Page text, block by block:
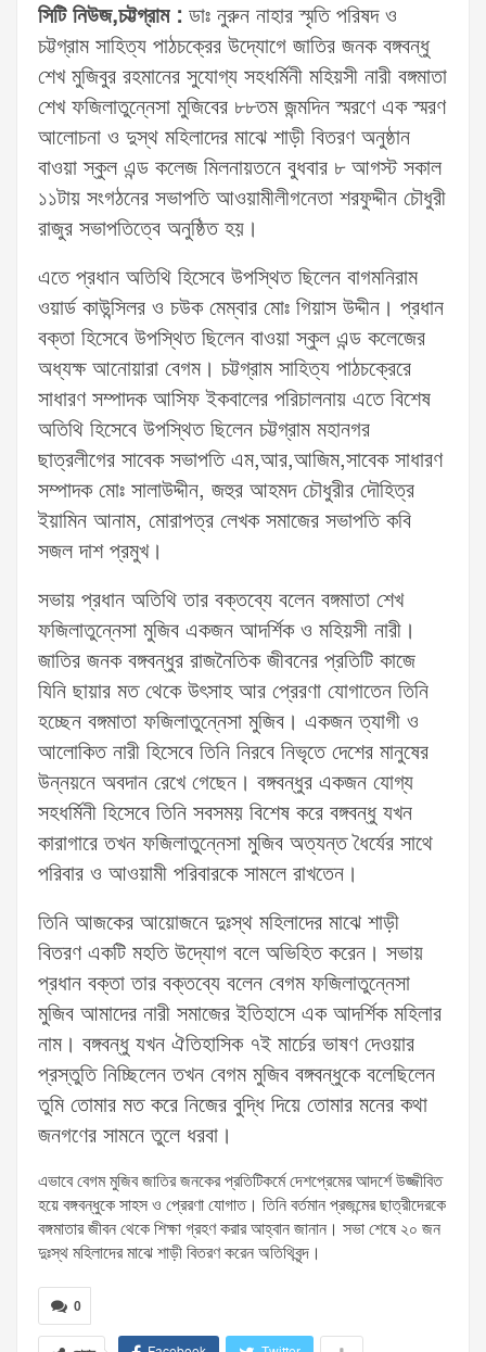
সিটি নিউজ,চট্টগ্রাম : ডাঃ নুরুন নাহার স্মৃতি পরিষদ ও
চট্টগ্রাম সাহিত্য পাঠচক্রের উদ্যোগে জাতির জনক বঙ্গবন্ধু
শেখ মুজিবুর রহমানের সুযোগ্য সহধর্মিনী মহিয়সী নারী বঙ্গমাতা
শেখ ফজিলাতুন্নেসা মুজিবের ৮৮তম জন্মদিন স্মরণে এক স্মরণ
আলোচনা ও দুস্থ মহিলাদের মাঝে শাড়ী বিতরণ অনুষ্ঠান
বাওয়া স্কুল এন্ড কলেজ মিলনায়তনে বুধবার ৮ আগস্ট সকাল
১১টায় সংগঠনের সভাপতি আওয়ামীলীগনেতা শরফুদ্দীন চৌধুরী
রাজুর সভাপতিত্বে অনুষ্ঠিত হয়।
এতে প্রধান অতিথি হিসেবে উপস্থিত ছিলেন বাগমনিরাম
ওয়ার্ড কাউন্সিলর ও চউক মেম্বার মোঃ গিয়াস উদ্দীন। প্রধান
বক্তা হিসেবে উপস্থিত ছিলেন বাওয়া স্কুল এন্ড কলেজের
অধ্যক্ষ আনোয়ারা বেগম। চট্টগ্রাম সাহিত্য পাঠচক্রেরে
সাধারণ সম্পাদক আসিফ ইকবালের পরিচালনায় এতে বিশেষ
অতিথি হিসেবে উপস্থিত ছিলেন চট্টগ্রাম মহানগর
ছাত্রলীগের সাবেক সভাপতি এম,আর,আজিম,সাবেক সাধারণ
সম্পাদক মোঃ সালাউদ্দীন, জহুর আহমদ চৌধুরীর দৌহিত্র
ইয়ামিন আনাম, মোরাপত্র লেখক সমাজের সভাপতি কবি
সজল দাশ প্রমুখ।
সভায় প্রধান অতিথি তার বক্তব্যে বলেন বঙ্গমাতা শেখ
ফজিলাতুন্নেসা মুজিব একজন আদর্শিক ও মহিয়সী নারী।
জাতির জনক বঙ্গবন্ধুর রাজনৈতিক জীবনের প্রতিটি কাজে
যিনি ছায়ার মত থেকে উৎসাহ আর প্রেরণা যোগাতেন তিনি
হচ্ছেন বঙ্গমাতা ফজিলাতুন্নেসা মুজিব। একজন ত্যাগী ও
আলোকিত নারী হিসেবে তিনি নিরবে নিভৃতে দেশের মানুষের
উন্নয়নে অবদান রেখে গেছেন। বঙ্গবন্ধুর একজন যোগ্য
সহধর্মিনী হিসেবে তিনি সবসময় বিশেষ করে বঙ্গবন্ধু যখন
কারাগারে তখন ফজিলাতুন্নেসা মুজিব অত্যন্ত ধৈর্যের সাথে
পরিবার ও আওয়ামী পরিবারকে সামলে রাখতেন।
তিনি আজকের আয়োজনে দুঃস্থ মহিলাদের মাঝে শাড়ী
বিতরণ একটি মহতি উদ্যোগ বলে অভিহিত করেন। সভায়
প্রধান বক্তা তার বক্তব্যে বলেন বেগম ফজিলাতুন্নেসা
মুজিব আমাদের নারী সমাজের ইতিহাসে এক আদর্শিক মহিলার
নাম। বঙ্গবন্ধু যখন ঐতিহাসিক ৭ই মার্চের ভাষণ দেওয়ার
প্রস্তুতি নিচ্ছিলেন তখন বেগম মুজিব বঙ্গবন্ধুকে বলেছিলেন
তুমি তোমার মত করে নিজের বুদ্ধি দিয়ে তোমার মনের কথা
জনগণের সামনে তুলে ধরবা।
এভাবে বেগম মুজিব জাতির জনকের প্রতিটিকর্মে দেশপ্রেমের আদর্শে উজ্জীবিত
হয়ে বঙ্গবন্ধুকে সাহস ও প্রেরণা যোগাত। তিনি বর্তমান প্রজন্মের ছাত্রীদেরকে
বঙ্গমাতার জীবন থেকে শিক্ষা গ্রহণ করার আহ্বান জানান। সভা শেষে ২০ জন
দুঃস্থ মহিলাদের মাঝে শাড়ী বিতরণ করেন অতিথিবৃন্দ।
0